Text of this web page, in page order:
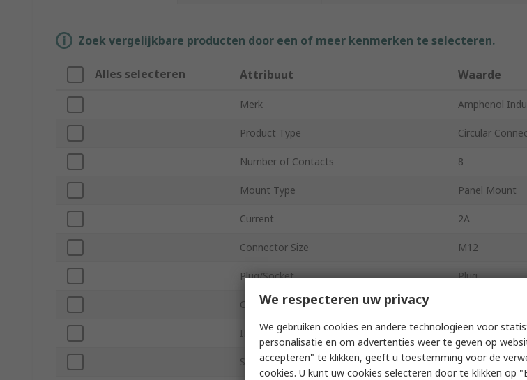
Zoek vergelijkbare producten door een of meer kenmerken te selecteren.
Alles selecteren Attribuut Waarde
Merk Amphenol
Product Type Circular
Number of Contacts 8
Mount Type Panel Mount
Current 2A
Connector Size M12
Plug/Socket Plug
Contact Gender
IP Rating IP68, IP69K
Series SF8001
We respecteren uw privacy
We gebruiken cookies en andere technologieën voor
personalisatie en om advertenties weer te geven op
accepteren" te klikken, geeft u toestemming voor de
cookies. U kunt uw cookies selecteren door te klikken op